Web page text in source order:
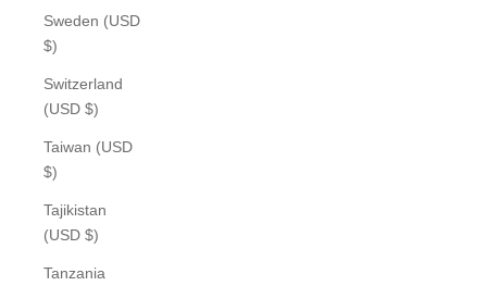
Sweden (USD
$)
Switzerland
(USD $)
Taiwan (USD
$)
Tajikistan
(USD $)
Tanzania